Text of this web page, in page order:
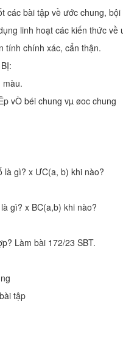
các bài tập về ước chung,
linh hoạt các kiến thức
tính chính xác, cẩn thận.
màu.
vÒ béi chung vµ øoc chung
là gì? x ƯC(a, b) khi nào?
gì? x BC(a,b) khi nào?
Làm bài 172/23 SBT.
tập